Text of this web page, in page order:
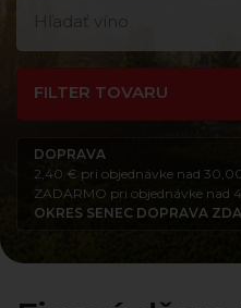
FILTER TOVARU
DOPRAVA
2,40 € pri objednávke nad
ZADARMO pri objednávke nad
OKRES SENEC DOPRAVA